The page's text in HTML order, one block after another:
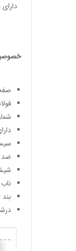
ضد آب
درشش رنگ و